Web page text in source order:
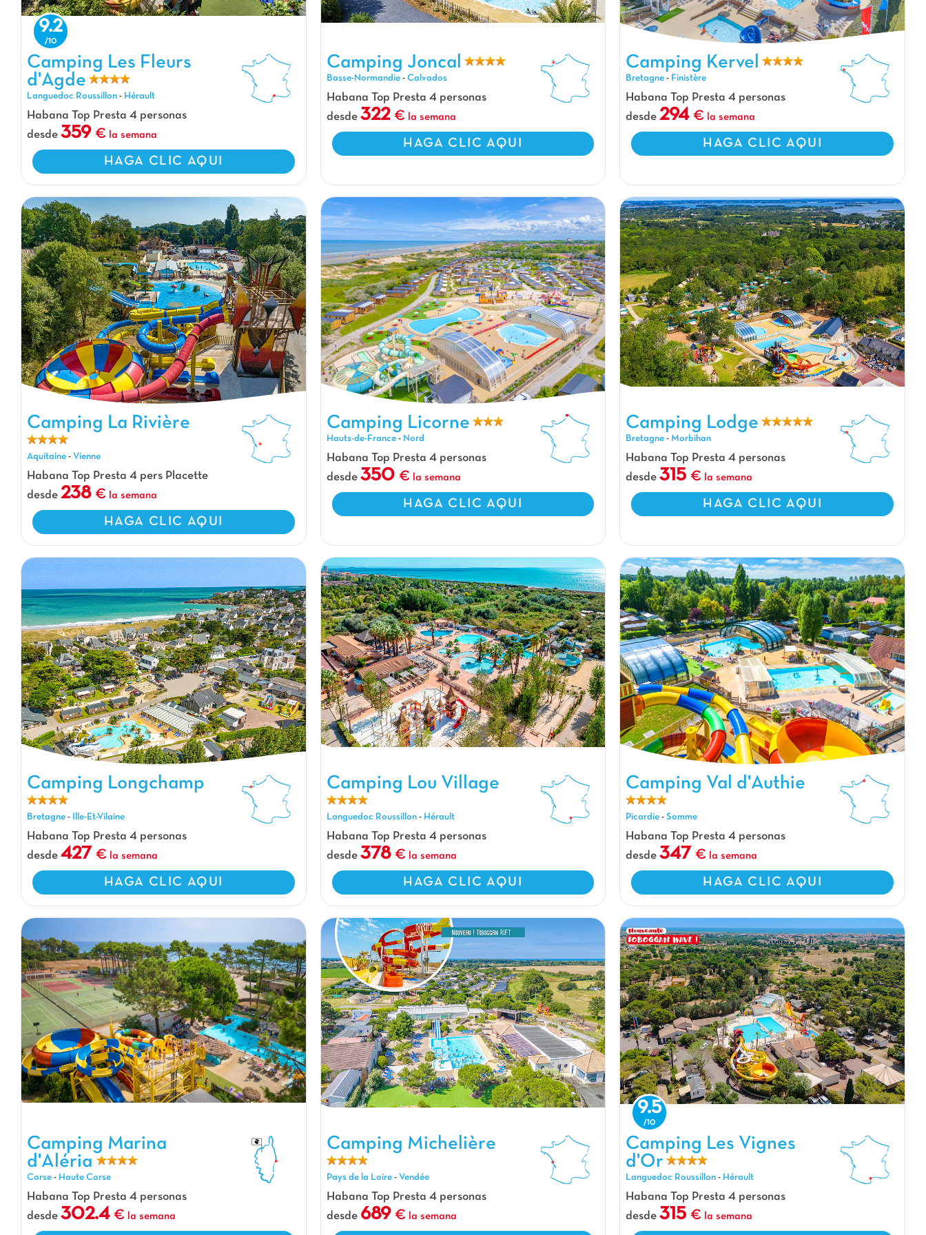
Camping Les Fleurs d'Agde, Camping Languedoc Roussillon
9.2
Camping Les Fleurs
d'Agde
Languedoc Roussillon - Hérault
Habana Top Presta 4 personas
desde 359 la semana
HAGA CLIC AQUI
Camping Joncal
Basse-Normandie- Calvados
Habana Top Presta 4 personas
desde 322 la semana
HAGA CLIC AQUI
Camping Kervel, Camping Bretagne
Camping Kervel
Bretagne - Finistère
Habana Top Presta 4 personas
desde294 la semana
HAGA CLIC AQUI
Camping La Rivière, Camping Aquitaine
Camping La Rivière
Aquitaine - Vienne
Habana Top Presta 4 pers Placette
desde 238 la semana
HAGA CLIC AQUI
Camping Licorne, Camping Hauts-de-France
Camping Licorne
Hauts-de-France- Nord
Habana Top Presta 4 personas
desde 350 la semana
HAGA CLIC AQUI
Camping Lodge
Bretagne - Morbihan
Habana Top Presta 4 personas
desde315 la semana
HAGA CLIC AQUI
Camping Longchamp, Camping Bretagne
Camping Longchamp
Bretagne - Ille-Et-Vilaine
Habana Top Presta 4 personas
desde 427 la semana
HAGA CLIC AQUI
Camping Lou Village
Languedoc Roussillon- Hérault
Habana Top Presta 4 personas
desde 378 la semana
HAGA CLIC AQUI
Camping Val d'Authie, Camping Picardie
Camping Val d'Authie
Picardie -Somme
Habana Top Presta 4 personas
desde347 la semana
HAGA CLIC AQUI
Camping Marina
d'Aléria
Corse - Haute Corse
Habana Top Presta 4 personas
desde 302.4 la semana
Camping Michelière
Pays de la Loire- Vendée
Habana Top Presta 4 personas
desde 689 la semana
Camping Les Vignes d'Or, Camping Languedoc Roussillon
9.5
Camping Les Vignes
d'Or
Languedoc Roussillon - Hérault
Habana Top Presta 4 personas
desde315 la semana